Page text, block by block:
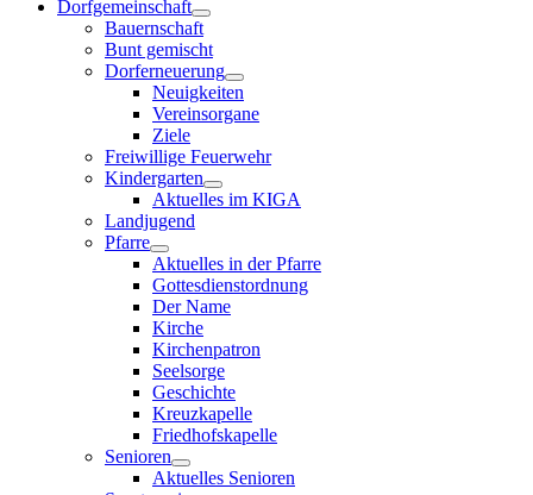
Dorfgemeinschaft
Bauernschaft
Bunt gemischt
Dorferneuerung
Neuigkeiten
Vereinsorgane
Ziele
Freiwillige Feuerwehr
Kindergarten
Aktuelles im KIGA
Landjugend
Pfarre
Aktuelles in der Pfarre
Gottesdienstordnung
Der Name
Kirche
Kirchenpatron
Seelsorge
Geschichte
Kreuzkapelle
Friedhofskapelle
Senioren
Aktuelles Senioren